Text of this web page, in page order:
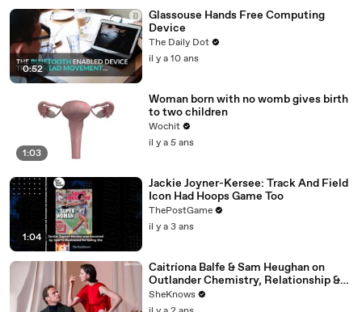
0:52
Glassouse Hands Free Computing
Device
The Daily Dot
il y a 10 ans
1:03
Woman born with no womb gives birth
to two children
Wochit
il y a 5 ans
1:04
Jackie Joyner-Kersee: Track And Field
Icon Had Hoops Game Too
ThePostGame
il y a 3 ans
Caitríona Balfe & Sam Heughan on
Outlander Chemistry, Relationship &
First Impressions
SheKnows